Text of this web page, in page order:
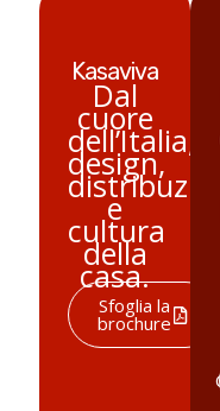
Kasaviva
Dal
cuore
dell’Italia,
design,
e
cultura
della
casa.
Sfoglia la
brochure